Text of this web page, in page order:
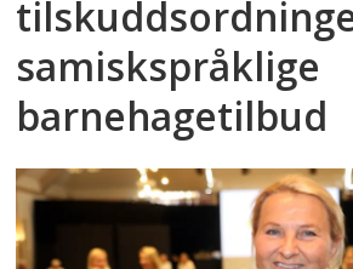
samiskspråklige
barnehagetilbud